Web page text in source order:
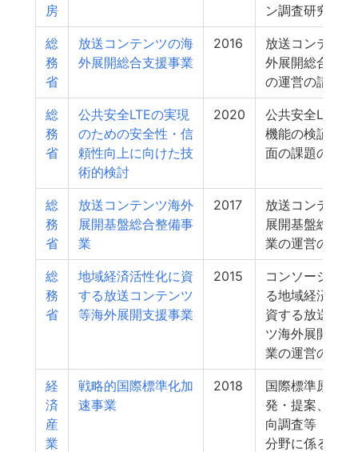
房
ン調査研究業務
総
務
省
放送コンテンツの海
外展開総合支援事業
2016
放送コンテン
外展開総合支援
の運営の請負
総
務
省
公共安全LTEの実現
のための安全性・信
頼性向上に向けた技
術的検討
2020
公共安全LTEの
機能の検証及び
面の課題の検討
総
務
省
放送コンテンツ海外
展開基盤総合整備事
業
2017
放送コンテン
展開基盤総合
業の運営の請負
総
務
省
地域経済活性化に資
する放送コンテンツ
等海外展開支援事業
2015
コンソーシア
る地域経済活
資する放送コ
ツ海外展開モ
業の運営の請負
経
済
産
業
戦略的国際標準化加
速事業
2018
国際標準原案の
発・提案、標準
向調査等（政
分野に係る国際